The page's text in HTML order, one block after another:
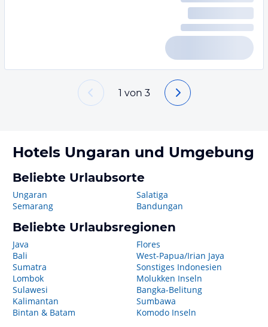
1 von 3
Hotels Ungaran und Umgebung
Beliebte Urlaubsorte
Ungaran
Semarang
Salatiga
Bandungan
Beliebte Urlaubsregionen
Java
Bali
Sumatra
Lombok
Sulawesi
Kalimantan
Bintan & Batam
Flores
West-Papua/Irian Jaya
Sonstiges Indonesien
Molukken Inseln
Bangka-Belitung
Sumbawa
Komodo Inseln